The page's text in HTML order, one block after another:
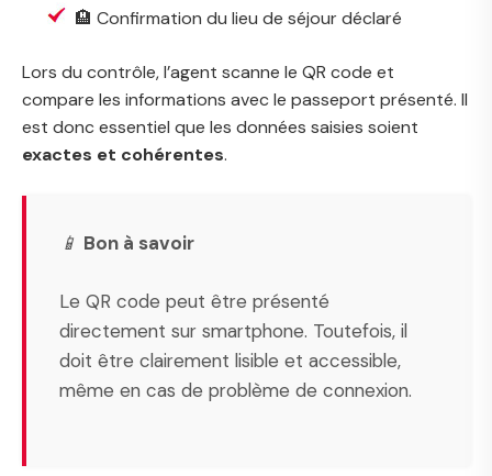
🏨 Confirmation du lieu de séjour déclaré
Lors du contrôle, l’agent scanne le QR code et
compare les informations avec le passeport présenté. Il
est donc essentiel que les données saisies soient
exactes et cohérentes.
📱 Bon à savoir
Le QR code peut être présenté
directement sur smartphone. Toutefois, il
doit être clairement lisible et accessible,
même en cas de problème de connexion.